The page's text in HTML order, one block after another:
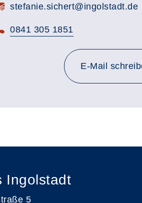
Mail:
stefanie.sichert@ingolstadt.de
0841 305 1851
E-Mail
Ingolstadt
5